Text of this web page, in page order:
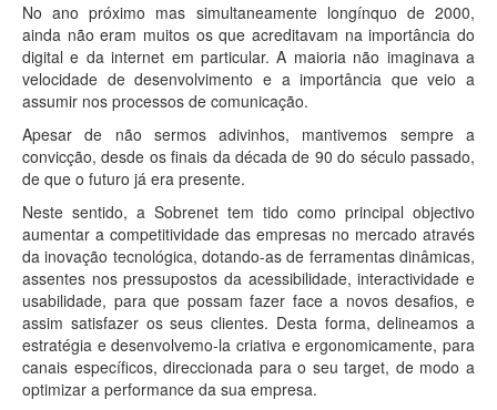
No ano próximo mas simultaneamente longínquo de 2000,
ainda não eram muitos os que acreditavam na importância do
digital e da internet em particular. A maioria não imaginava a
velocidade de desenvolvimento e a importância que veio a
assumir nos processos de comunicação.
Apesar de não sermos adivinhos, mantivemos sempre a
convicção, desde os finais da década de 90 do século passado,
de que o futuro já era presente.
Neste sentido, a Sobrenet tem tido como principal objectivo
aumentar a competitividade das empresas no mercado através
da inovação tecnológica, dotando-as de ferramentas dinâmicas,
assentes nos pressupostos da acessibilidade, interactividade e
usabilidade, para que possam fazer face a novos desafios, e
assim satisfazer os seus clientes. Desta forma, delineamos a
estratégia e desenvolvemo-la criativa e ergonomicamente, para
canais específicos, direccionada para o seu target, de modo a
optimizar a performance da sua empresa.